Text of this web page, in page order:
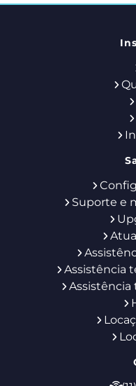
Suporte e
Assistência
Assistência